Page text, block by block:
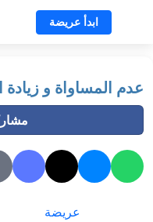
ابدأ عريضة
عدم المساواة و
عريضة